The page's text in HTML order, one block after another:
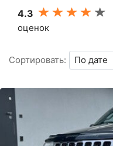
4.3
оценок
Сортировать: